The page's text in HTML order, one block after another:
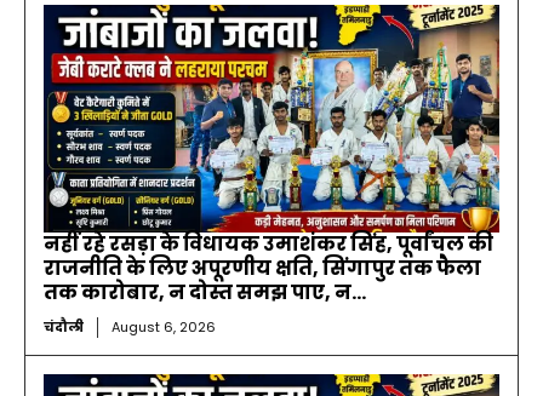
नहीं रहे रसड़ा के विधायक उमाशंकर सिंह, पूर्वांचल की
राजनीति के लिए अपूरणीय क्षति, सिंगापुर तक फैला
तक कारोबार, न दोस्त समझ पाए, न...
चंदौली August 6, 2026